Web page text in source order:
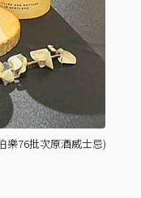
樂76批次原酒威士忌)